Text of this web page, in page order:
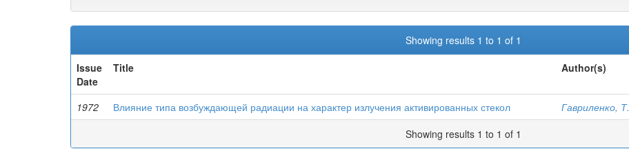
Showing results 1 to 1 of 1
Issue
Date
Title Author(s)
1972 Влияние типа возбуждающей радиации на характер излучения активированных стекол Гавриленко,
Showing results 1 to 1 of 1